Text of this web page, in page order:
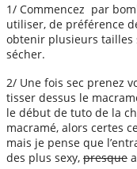
1/ Commencez par
utiliser, de préférence
obtenir plusieurs tailles
sécher.
2/ Une fois sec prenez
tisser dessus le
le début de tuto de la
macramé, alors certes
mais je pense que
des plus sexy, presque